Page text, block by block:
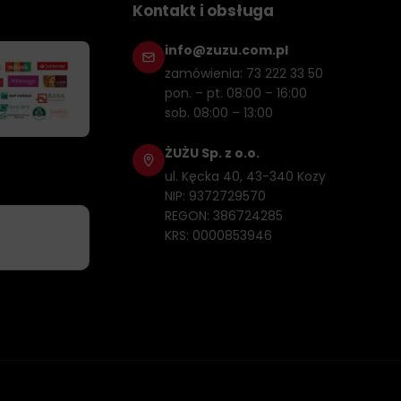
Kontakt i obsługa
info@zuzu.com.pl
zamówienia: 73 222 33 50
pon. – pt. 08:00 – 16:00
sob. 08:00 – 13:00
ŻUŻU Sp. z o.o.
ul. Kęcka 40, 43-340 Kozy
NIP: 9372729570
REGON: 386724285
KRS: 0000853946